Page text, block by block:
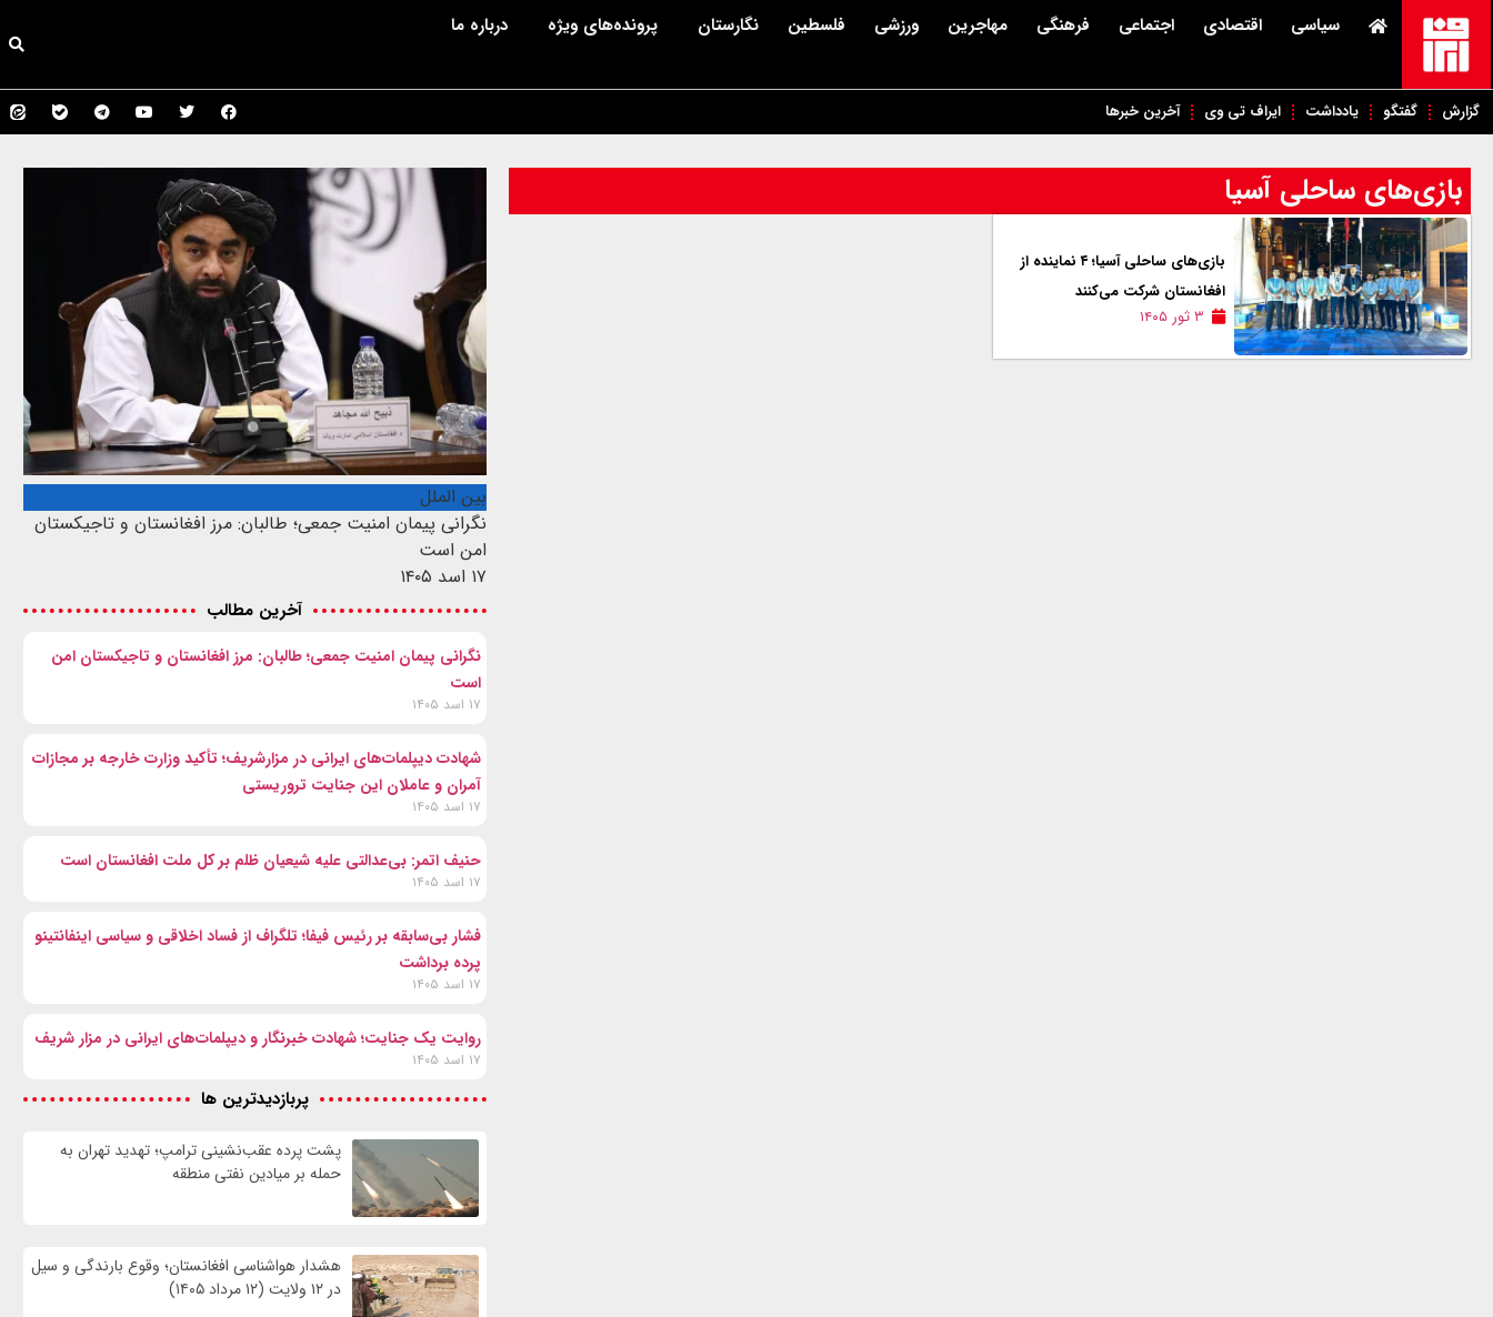
سیاسی اقتصادی اجتماعی فرهنگی مهاجرین ورزشی فلسطین نگارستان پرونده‌های ویژه درباره ما
گزارش گفتگو یادداشت ایراف تی وی آخرین خبرها
بازی‌های ساحلی آسیا
بازی‌های ساحلی آسیا؛ ۴ نماینده از
افغانستان شرکت می‌کنند
۳ ثور ۱۴۰۵
بین الملل
نگرانی پیمان امنیت جمعی؛ طالبان: مرز افغانستان و تاجیکستان
امن است
۱۷ اسد ۱۴۰۵
آخرین مطالب
نگرانی پیمان امنیت جمعی؛ طالبان: مرز افغانستان و تاجیکستان امن
است
۱۷ اسد ۱۴۰۵
شهادت‌ دیپلمات‌های ایرانی در مزارشریف؛ تأکید وزارت خارجه بر مجازات
آمران و عاملان این جنایت تروریستی
۱۷ اسد ۱۴۰۵
حنیف اتمر: بی‌عدالتی علیه شیعیان ظلم بر کل ملت افغانستان است
۱۷ اسد ۱۴۰۵
فشار بی‌سابقه بر رئیس فیفا؛ تلگراف از فساد اخلاقی و سیاسی اینفانتینو
پرده برداشت
۱۷ اسد ۱۴۰۵
روایت یک جنایت؛ شهادت خبرنگار و دیپلمات‌های ایرانی در مزار شریف
۱۷ اسد ۱۴۰۵
پربازدیدترین ها
پشت پرده عقب‌نشینی ترامپ؛ تهدید تهران به
حمله بر ميادين نفتی منطقه
هشدار هواشناسی افغانستان؛ وقوع بارندگی و سیل
در ۱۲ ولایت (۱۲ مرداد ۱۴۰۵)